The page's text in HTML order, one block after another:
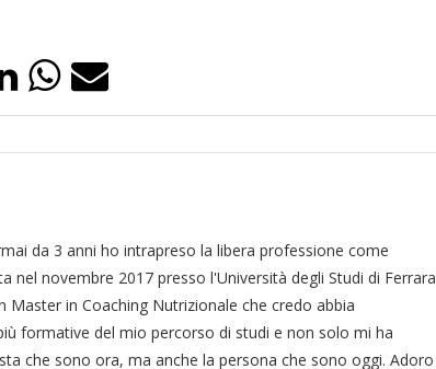
da 3 anni ho intrapreso la libera professione come
nel novembre 2017 presso l'Università degli Studi di Ferrara
in Coaching Nutrizionale che credo abbia
formative del mio percorso di studi e non solo mi ha
che sono ora, ma anche la persona che sono oggi. Adoro